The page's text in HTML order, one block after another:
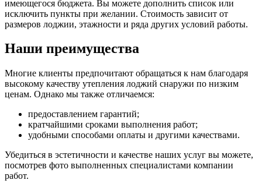
имеющегося бюджета. Вы можете дополнить список или
исключить пункты при желании. Стоимость зависит от
размеров лоджии, этажности и ряда других условий работы.
Наши преимущества
Многие клиенты предпочитают обращаться к нам благодаря
высокому качеству утепления лоджий снаружи по низким
ценам. Однако мы также отличаемся:
предоставлением гарантий;
кратчайшими сроками выполнения работ;
удобными способами оплаты и другими качествами.
Убедиться в эстетичности и качестве наших услуг вы можете,
посмотрев фото выполненных специалистами компании
работ.